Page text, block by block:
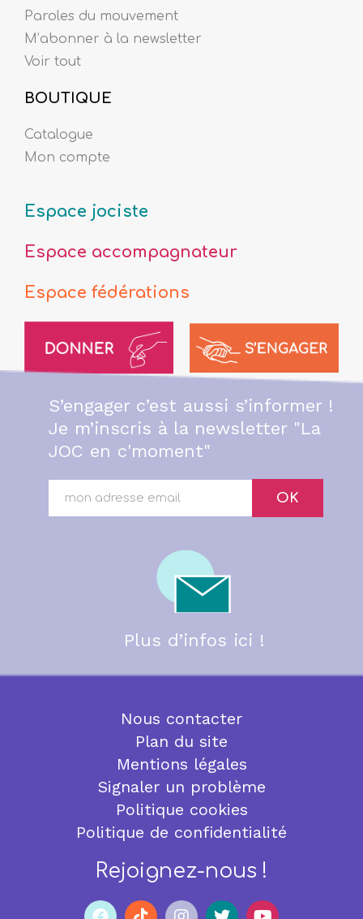
Paroles du mouvement
M’abonner à la newsletter
Voir tout
BOUTIQUE
Catalogue
Mon compte
Espace jociste
Espace accompagnateur
Espace fédérations
S’engager c’est aussi s’informer !
Je m’inscris à la newsletter "La
JOC en c'moment"
OK
Plus d’infos ici !
Nous contacter
Plan du site
Mentions légales
Signaler un problème
Politique cookies
Politique de confidentialité
Rejoignez-nous !